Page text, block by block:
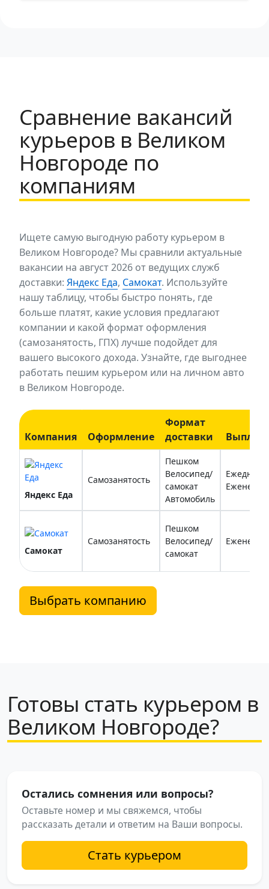
Сравнение вакансий
курьеров в Великом
Новгороде по
компаниям
Ищете самую выгодную работу курьером в
Великом Новгороде? Мы сравнили актуальные
вакансии на август 2026 от ведущих служб
доставки: Яндекс Еда, Самокат. Используйте
нашу таблицу, чтобы быстро понять, где
больше платят, какие условия предлагают
компании и какой формат оформления
(самозанятость, ГПХ) лучше подойдет для
вашего высокого дохода. Узнайте, где выгоднее
работать пешим курьером или на личном авто
в Великом Новгороде.
Компания Оформление
Формат
доставки
Яндекс Еда
Самозанятость
Пешком
Велосипед/
самокат
Автомобиль
Самокат
Самозанятость
Пешком
Велосипед/
самокат
Выбрать компанию
Готовы стать курьером в
Великом Новгороде?
Остались сомнения или вопросы?
Оставьте номер и мы свяжемся, чтобы
рассказать детали и ответим на Ваши вопросы.
Стать курьером